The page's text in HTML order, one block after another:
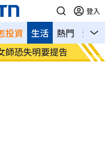
登入
投資 熱門 影音
生活
師恐失明要提告
新北
性